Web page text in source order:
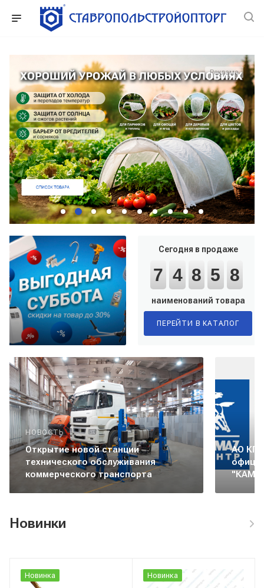
Реклама
Сегодня в продаже
7 4 8 5 8
наименований товара
ПЕРЕЙТИ В КАТАЛОГ
НОВОСТЬ
Открытие новой станции
технического обслуживания
коммерческого транспорта
АО
Новинки
Новинка Новинка